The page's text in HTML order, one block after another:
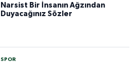
Narsist Bir İnsanın Ağzından
Duyacağınız Sözler
SPOR